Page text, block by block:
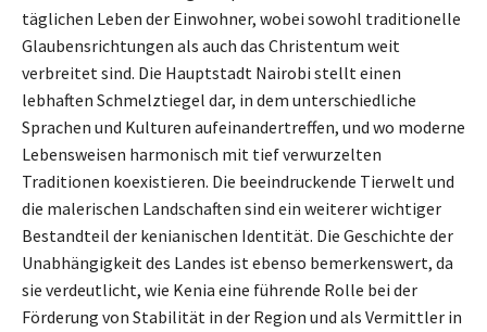
täglichen Leben der Einwohner, wobei sowohl traditionelle
Glaubensrichtungen als auch das Christentum weit
verbreitet sind. Die Hauptstadt Nairobi stellt einen
lebhaften Schmelztiegel dar, in dem unterschiedliche
Sprachen und Kulturen aufeinandertreffen, und wo moderne
Lebensweisen harmonisch mit tief verwurzelten
Traditionen koexistieren. Die beeindruckende Tierwelt und
die malerischen Landschaften sind ein weiterer wichtiger
Bestandteil der kenianischen Identität. Die Geschichte der
Unabhängigkeit des Landes ist ebenso bemerkenswert, da
sie verdeutlicht, wie Kenia eine führende Rolle bei der
Förderung von Stabilität in der Region und als Vermittler in